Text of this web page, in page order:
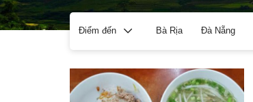
Điểm đến Bà Rịa Đà Nẵng